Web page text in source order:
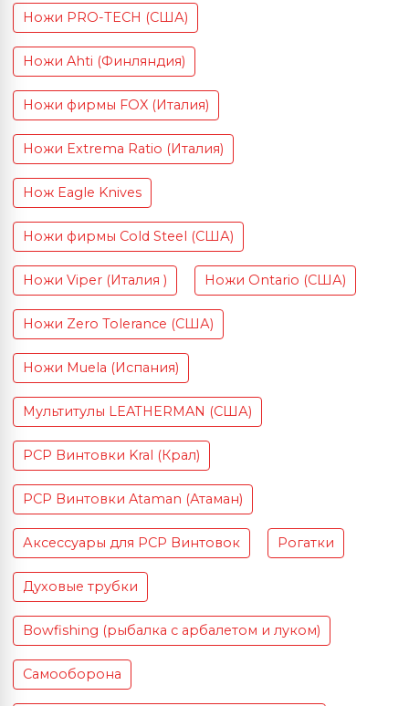
Ножи PRO-TECH (США)
Ножи Ahti (Финляндия)
Ножи фирмы FOX (Италия)
Ножи Extrema Ratio (Италия)
Нож Eagle Knives
Ножи фирмы Cold Steel (США)
Ножи Viper (Италия ) Ножи Ontario (США)
Ножи Zero Tolerance (США)
Ножи Muela (Испания)
Мультитулы LEATHERMAN (США)
PCP Винтовки Kral (Крал)
PCP Винтовки Ataman (Атаман)
Аксессуары для PCP Винтовок Рогатки
Духовые трубки
Bowfishing (рыбалка с арбалетом и луком)
Самооборона